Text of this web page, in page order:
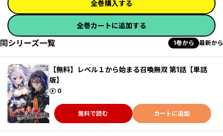
全巻購入する
全巻カートに追加する
同シリーズ一覧 1巻から 最新から
【無料】レベル１から始まる召喚無双 第1話【単話
版】
0
ポイント
無料で読む カートに追加